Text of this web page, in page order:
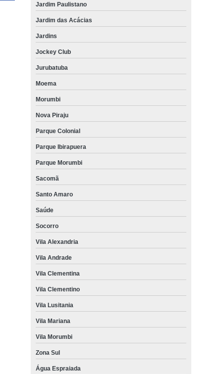
Jardim Paulistano
Jardim das Acácias
Jardins
Jockey Club
Jurubatuba
Moema
Morumbi
Nova Piraju
Parque Colonial
Parque Ibirapuera
Parque Morumbi
Sacomã
Santo Amaro
Saúde
Socorro
Vila Alexandria
Vila Andrade
Vila Clementina
Vila Clementino
Vila Lusitania
Vila Mariana
Vila Morumbi
Zona Sul
Água Espraiada